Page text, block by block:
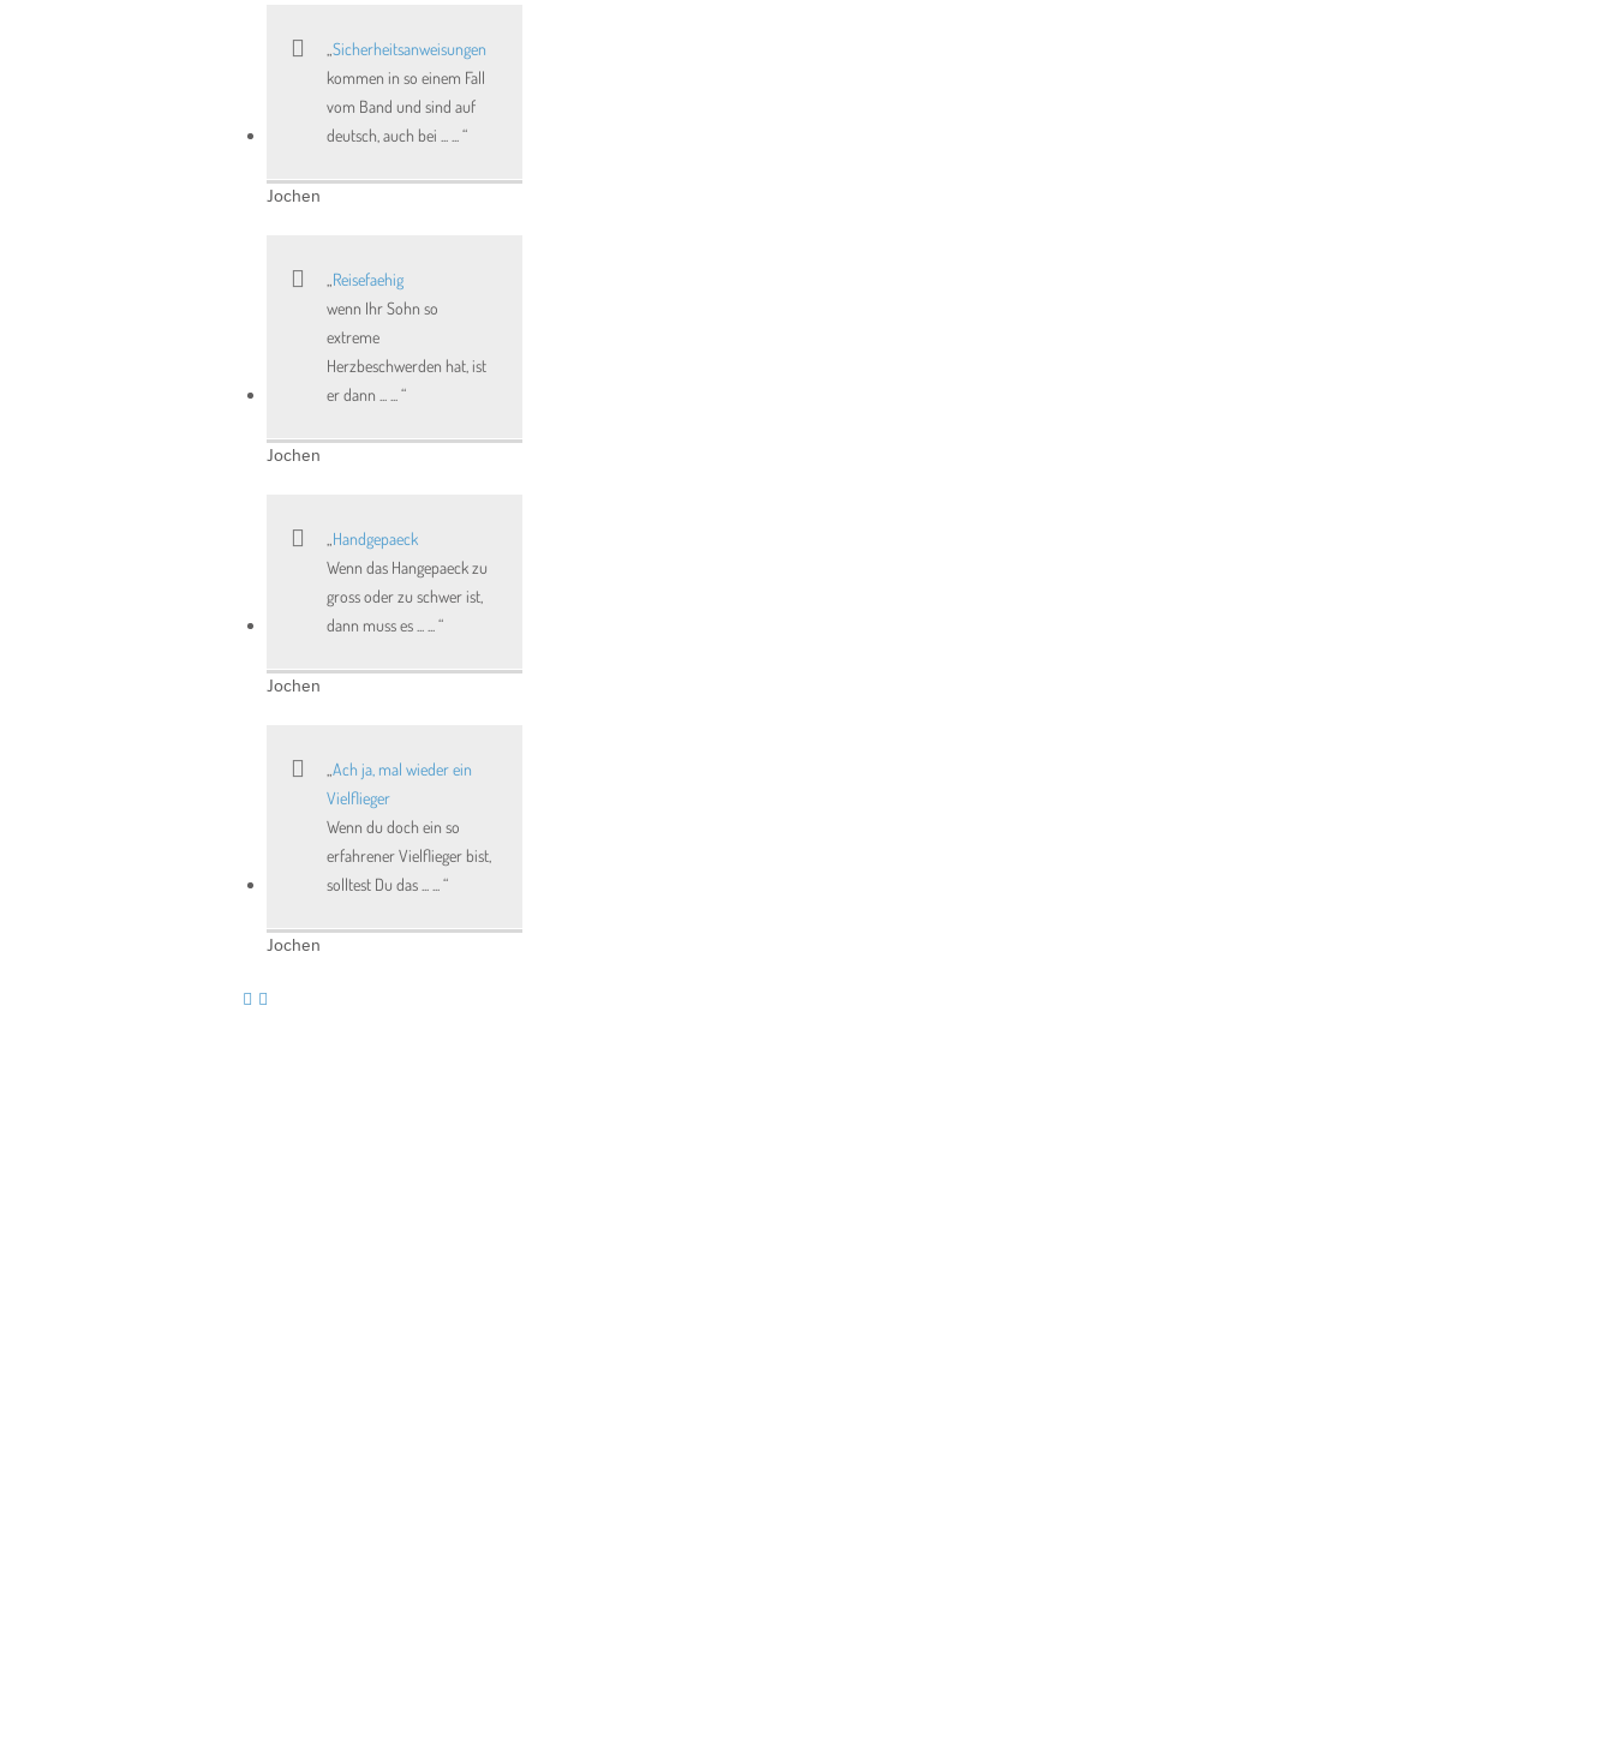
Sicherheitsanweisungen
kommen in so einem Fall
vom Band und sind auf
deutsch, auch bei ... ...
Jochen
Reisefaehig
wenn Ihr Sohn so
extreme
Herzbeschwerden hat, ist
er dann ... ...
Jochen
Handgepaeck
Wenn das Hangepaeck zu
gross oder zu schwer ist,
dann muss es ... ...
Jochen
Ach ja, mal wieder ein
Vielflieger
Wenn du doch ein so
erfahrener Vielflieger bist,
solltest Du das ... ...
Jochen